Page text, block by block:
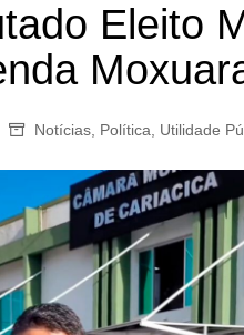
Eleito
Notícias, Política, Utilidade